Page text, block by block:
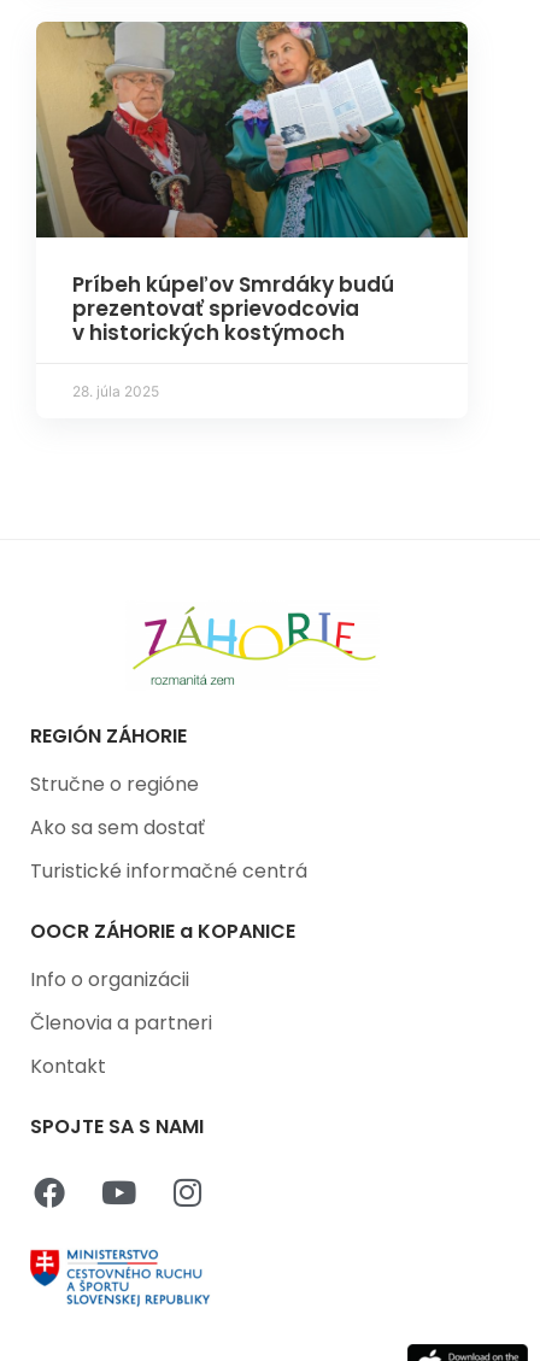
Príbeh kúpeľov Smrdáky budú
prezentovať sprievodcovia
v historických kostýmoch
28. júla 2025
REGIÓN ZÁHORIE
Stručne o regióne
Ako sa sem dostať
Turistické informačné centrá
OOCR ZÁHORIE a KOPANICE
Info o organizácii
Členovia a partneri
Kontakt
SPOJTE SA S NAMI